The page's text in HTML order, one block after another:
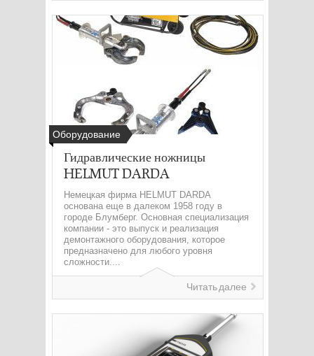
Оборудование
Гидравлические ножницы
HELMUT DARDA
Немецкая фирма HELMUT DARDA
основана еще в далеком 1958 году в
городе Блумберг. Основная специализация
компании - это выпуск и реализация
демонтажного оборудования, которое
предназначено для любого уровня
сложности....
Читать далее